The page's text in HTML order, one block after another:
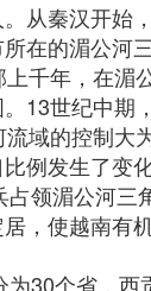
秦汉开始
在的湄公河
千年，在湄
13世纪中
域的控制
例发生了变化
领湄公河
，使越南有
30个省，